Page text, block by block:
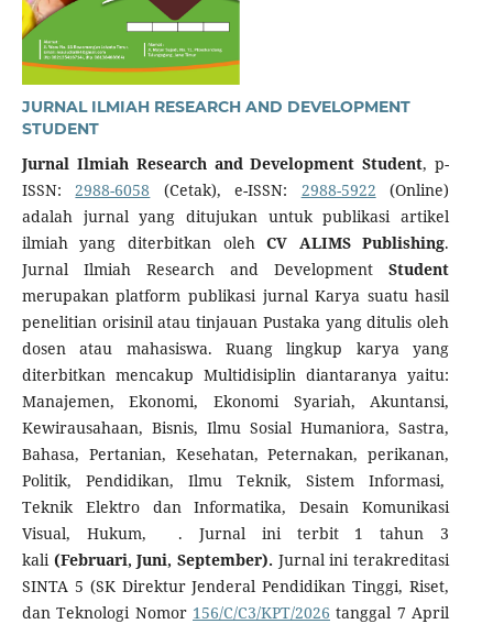
JURNAL ILMIAH RESEARCH AND DEVELOPMENT
STUDENT
Jurnal Ilmiah Research and Development Student, p-
ISSN: 2988-6058 (Cetak), e-ISSN: 2988-5922 (Online)
adalah jurnal yang ditujukan untuk publikasi artikel
ilmiah yang diterbitkan olehCV ALIMS Publishing.
Jurnal Ilmiah Research and Development Student
merupakan platform publikasi jurnal Karya suatu hasil
penelitian orisinil atau tinjauan Pustaka yang ditulis oleh
dosen atau mahasiswa. Ruang lingkup karya yang
diterbitkan mencakup Multidisiplin diantaranya yaitu:
Manajemen, Ekonomi, Ekonomi Syariah, Akuntansi,
Kewirausahaan, Bisnis, Ilmu Sosial Humaniora, Sastra,
Bahasa, Pertanian, Kesehatan, Peternakan, perikanan,
Politik, Pendidikan, Ilmu Teknik, Sistem Informasi,
Teknik Elektro dan Informatika, Desain Komunikasi
Visual, Hukum, . Jurnal ini terbit 1 tahun 3
kali (Februari, Juni, September). Jurnal ini terakreditasi
SINTA 5 (SK Direktur Jenderal Pendidikan Tinggi, Riset,
dan Teknologi Nomor 156/C/C3/KPT/2026 tanggal 7 April